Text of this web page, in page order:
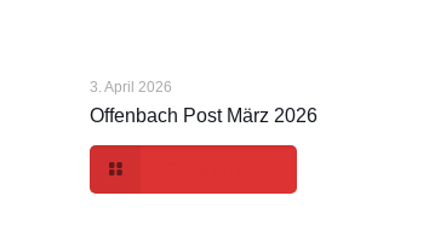
3. April 2026
Offenbach Post März 2026